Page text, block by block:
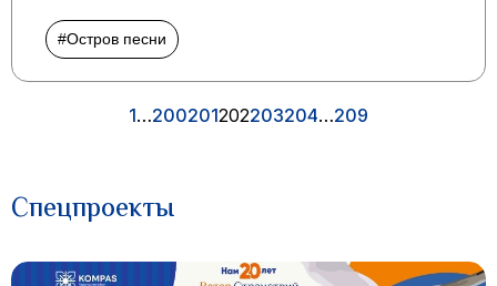
#Остров песни
1…200201202203204…209
Спецпроекты